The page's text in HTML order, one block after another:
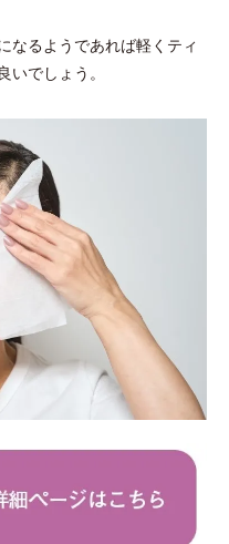
なるようであれば軽くティ
いでしょう。